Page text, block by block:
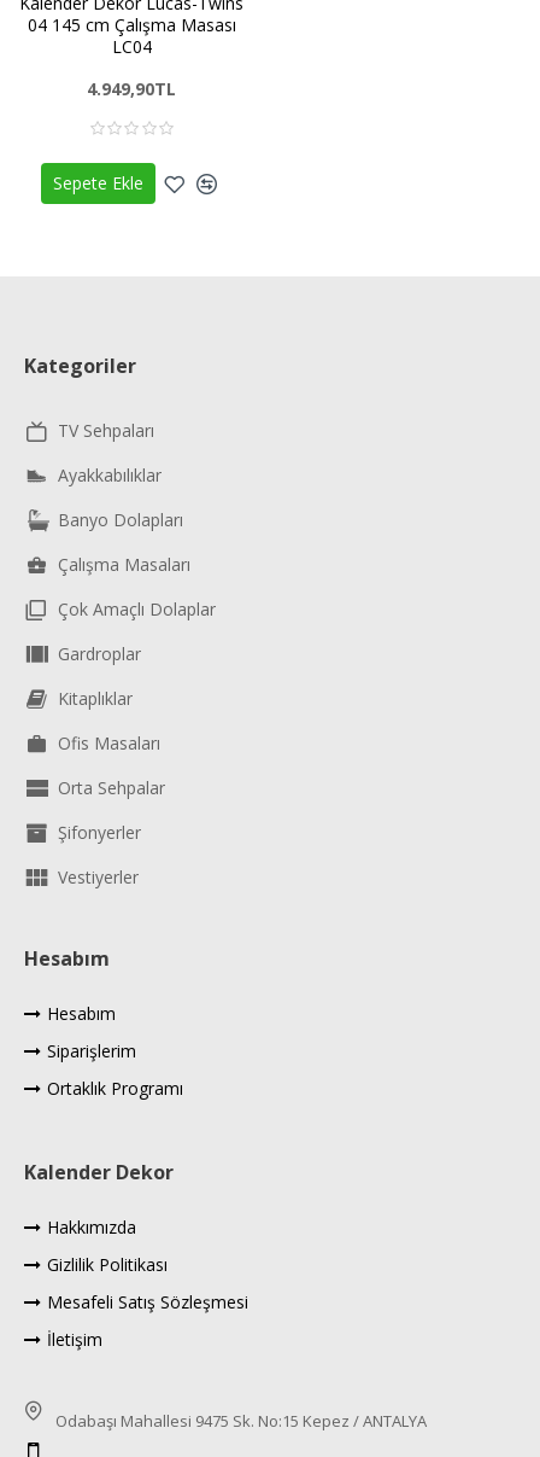
04 145 cm Çalışma Masası
LC04
4.949,90TL
Sepete Ekle
Kategoriler
TV Sehpaları
Ayakkabılıklar
Banyo Dolapları
Çalışma Masaları
Çok Amaçlı Dolaplar
Gardroplar
Kitaplıklar
Ofis Masaları
Orta Sehpalar
Şifonyerler
Vestiyerler
Hesabım
Hesabım
Siparişlerim
Ortaklık Programı
Kalender Dekor
Hakkımızda
Gizlilik Politikası
Mesafeli Satış Sözleşmesi
İletişim
Odabaşı Mahallesi 9475 Sk. No:15 Kepez / ANTALYA